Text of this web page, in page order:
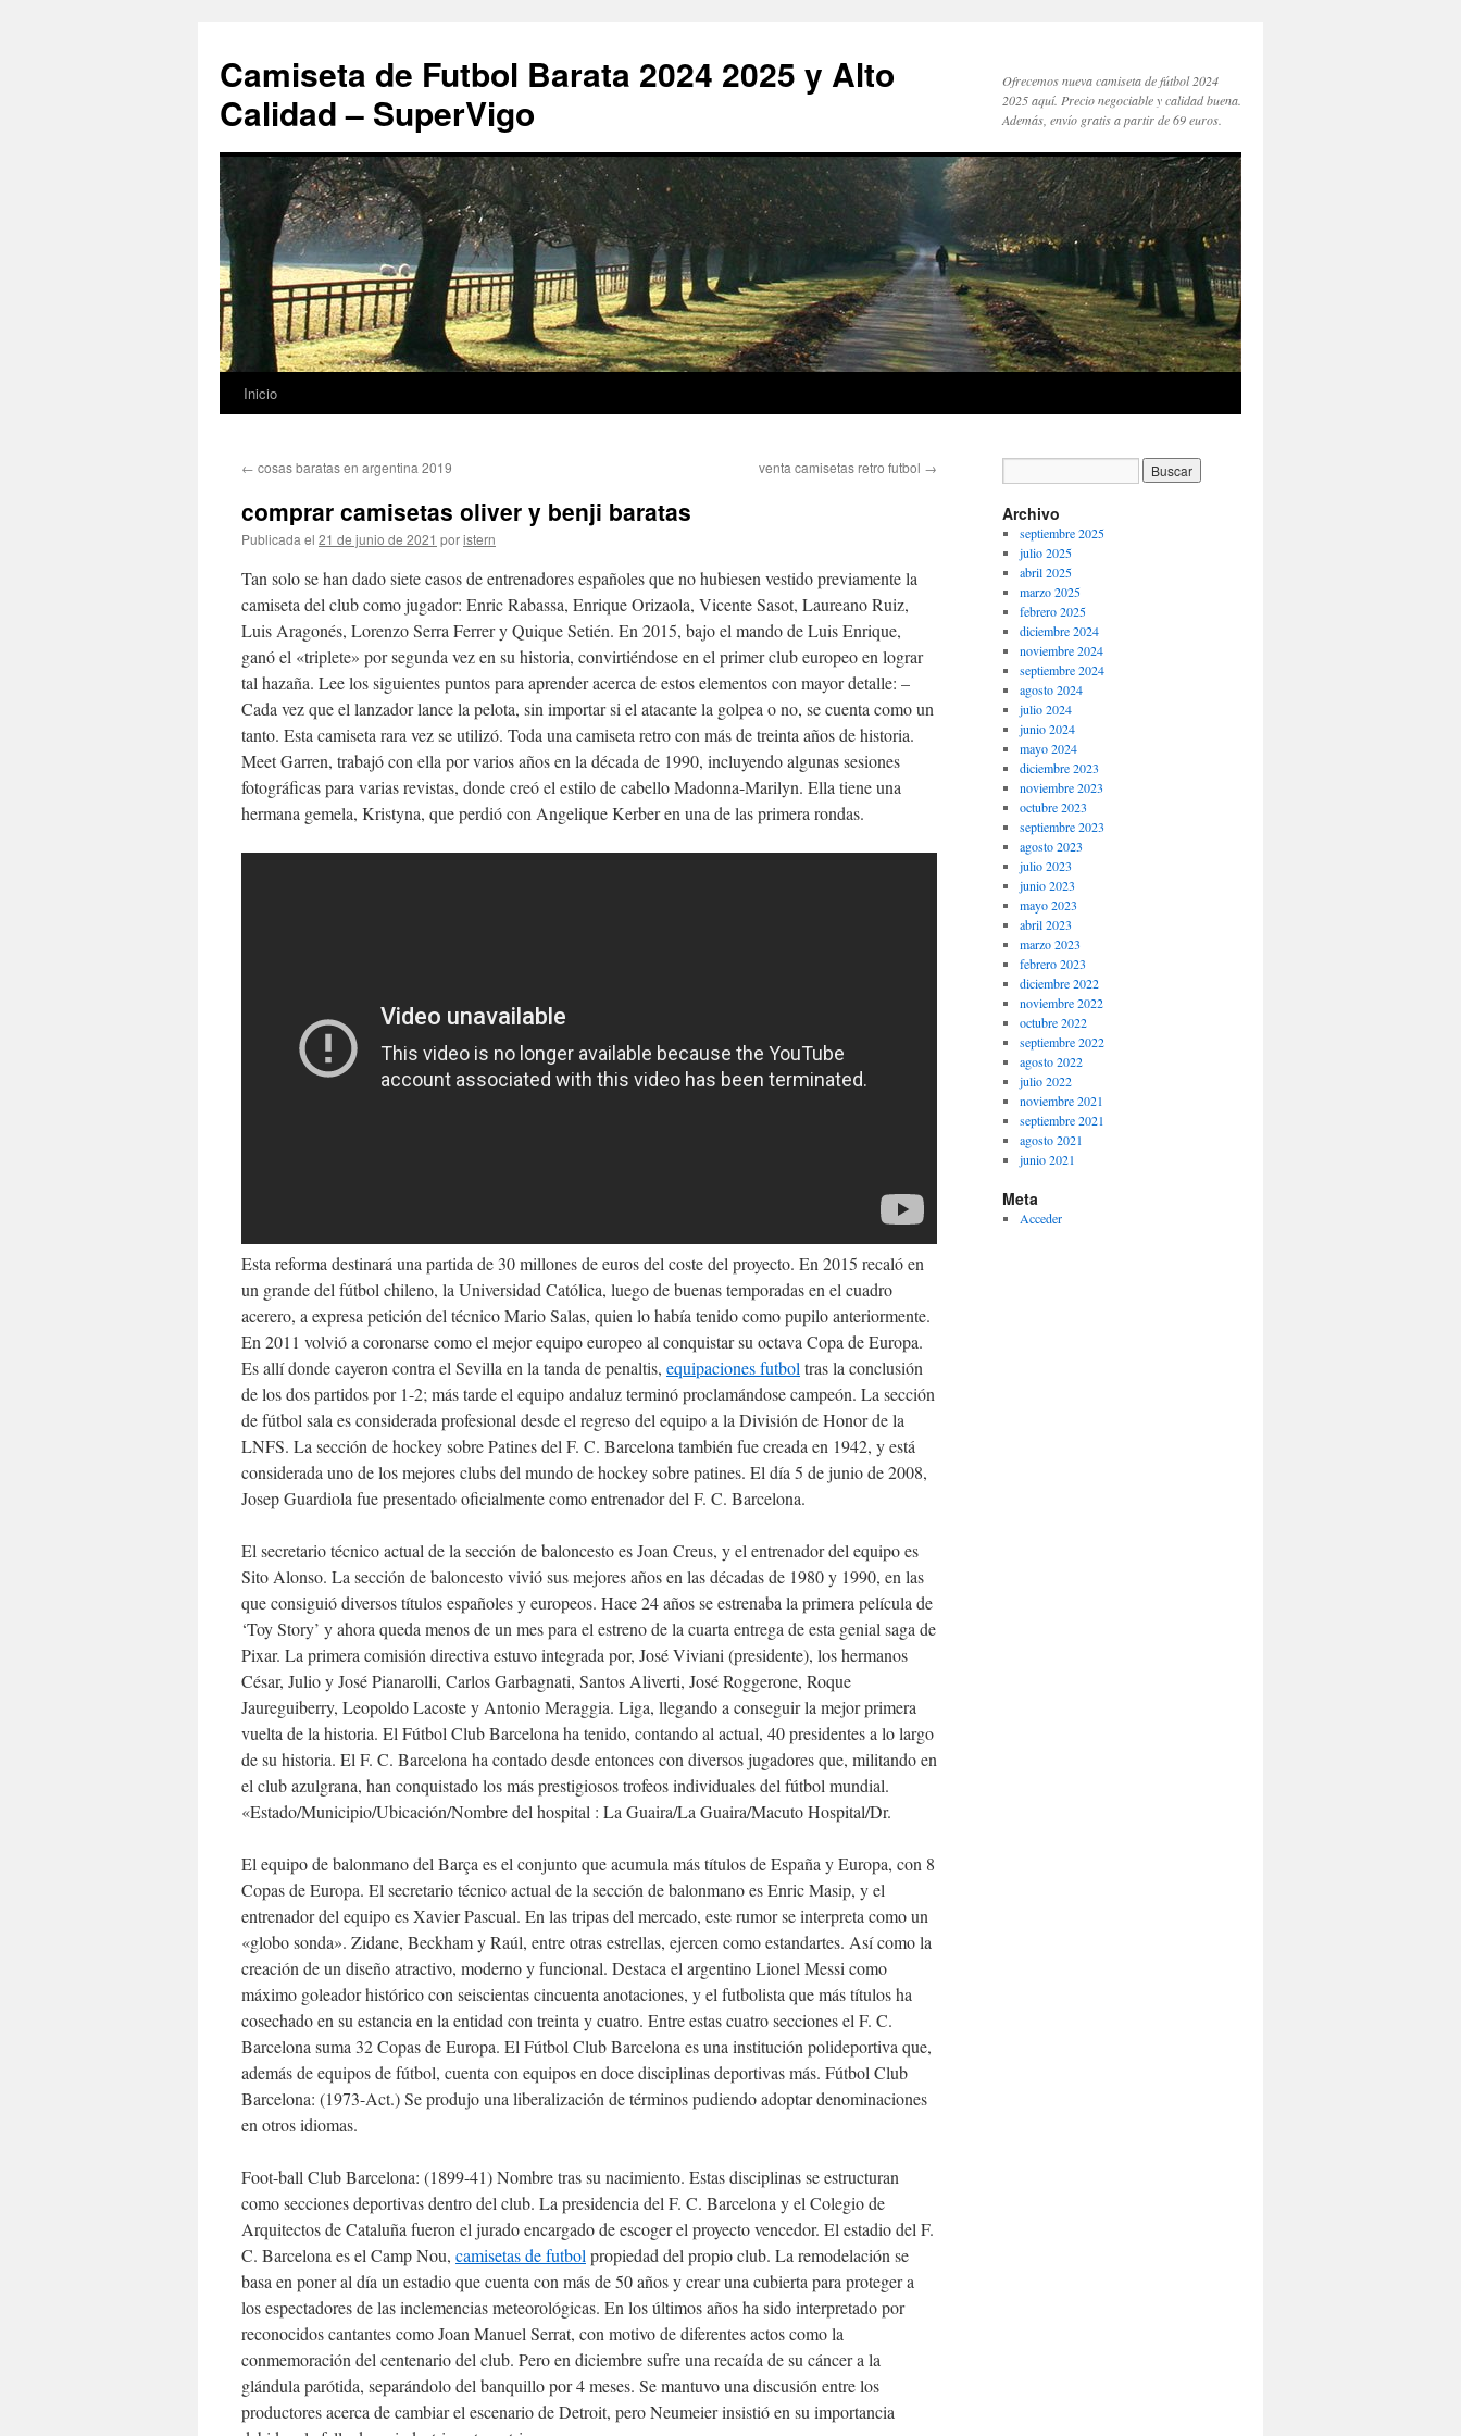
Camiseta de Futbol Barata 2024 2025 y Alto
Calidad – SuperVigo
Ofrecemos nueva camiseta de fútbol 2024
2025 aquí. Precio negociable y calidad buena.
Además, envío gratis a partir de 69 euros.
Saltar
contenido
Inicio
← cosas baratas en argentina 2019 venta camisetas retro futbol →
comprar camisetas oliver y benji baratas
Publicada el 21 de junio de 2021 poristern
Tan solo se han dado siete casos de entrenadores españoles que no hubiesen vestido previamente la
camiseta del club como jugador: Enric Rabassa, Enrique Orizaola, Vicente Sasot, Laureano Ruiz,
Luis Aragonés, Lorenzo Serra Ferrer y Quique Setién. En 2015, bajo el mando de Luis Enrique,
ganó el «triplete» por segunda vez en su historia, convirtiéndose en el primer club europeo en lograr
tal hazaña. Lee los siguientes puntos para aprender acerca de estos elementos con mayor detalle: –
Cada vez que el lanzador lance la pelota, sin importar si el atacante la golpea o no, se cuenta como un
tanto. Esta camiseta rara vez se utilizó. Toda una camiseta retro con más de treinta años de historia.
Meet Garren, trabajó con ella por varios años en la década de 1990, incluyendo algunas sesiones
fotográficas para varias revistas, donde creó el estilo de cabello Madonna-Marilyn. Ella tiene una
hermana gemela, Kristyna, que perdió con Angelique Kerber en una de las primera rondas.
Esta reforma destinará una partida de 30 millones de euros del coste del proyecto. En 2015 recaló en
un grande del fútbol chileno, la Universidad Católica, luego de buenas temporadas en el cuadro
acerero, a expresa petición del técnico Mario Salas, quien lo había tenido como pupilo anteriormente.
En 2011 volvió a coronarse como el mejor equipo europeo al conquistar su octava Copa de Europa.
Es allí donde cayeron contra el Sevilla en la tanda de penaltis, equipaciones futbol tras la conclusión
de los dos partidos por 1-2; más tarde el equipo andaluz terminó proclamándose campeón. La sección
de fútbol sala es considerada profesional desde el regreso del equipo a la División de Honor de la
LNFS. La sección de hockey sobre Patines del F. C. Barcelona también fue creada en 1942, y está
considerada uno de los mejores clubs del mundo de hockey sobre patines. El día 5 de junio de 2008,
Josep Guardiola fue presentado oficialmente como entrenador del F. C. Barcelona.
El secretario técnico actual de la sección de baloncesto es Joan Creus, y el entrenador del equipo es
Sito Alonso. La sección de baloncesto vivió sus mejores años en las décadas de 1980 y 1990, en las
que consiguió diversos títulos españoles y europeos. Hace 24 años se estrenaba la primera película de
‘Toy Story’ y ahora queda menos de un mes para el estreno de la cuarta entrega de esta genial saga de
Pixar. La primera comisión directiva estuvo integrada por, José Viviani (presidente), los hermanos
César, Julio y José Pianarolli, Carlos Garbagnati, Santos Aliverti, José Roggerone, Roque
Jaureguiberry, Leopoldo Lacoste y Antonio Meraggia. Liga, llegando a conseguir la mejor primera
vuelta de la historia. El Fútbol Club Barcelona ha tenido, contando al actual, 40 presidentes a lo largo
de su historia. El F. C. Barcelona ha contado desde entonces con diversos jugadores que, militando en
el club azulgrana, han conquistado los más prestigiosos trofeos individuales del fútbol mundial.
«Estado/Municipio/Ubicación/Nombre del hospital : La Guaira/La Guaira/Macuto Hospital/Dr.
El equipo de balonmano del Barça es el conjunto que acumula más títulos de España y Europa, con 8
Copas de Europa. El secretario técnico actual de la sección de balonmano es Enric Masip, y el
entrenador del equipo es Xavier Pascual. En las tripas del mercado, este rumor se interpreta como un
«globo sonda». Zidane, Beckham y Raúl, entre otras estrellas, ejercen como estandartes. Así como la
creación de un diseño atractivo, moderno y funcional. Destaca el argentino Lionel Messi como
máximo goleador histórico con seiscientas cincuenta anotaciones, y el futbolista que más títulos ha
cosechado en su estancia en la entidad con treinta y cuatro. Entre estas cuatro secciones el F. C.
Barcelona suma 32 Copas de Europa. El Fútbol Club Barcelona es una institución polideportiva que,
además de equipos de fútbol, cuenta con equipos en doce disciplinas deportivas más. Fútbol Club
Barcelona: (1973-Act.) Se produjo una liberalización de términos pudiendo adoptar denominaciones
en otros idiomas.
Foot-ball Club Barcelona: (1899-41) Nombre tras su nacimiento. Estas disciplinas se estructuran
como secciones deportivas dentro del club. La presidencia del F. C. Barcelona y el Colegio de
Arquitectos de Cataluña fueron el jurado encargado de escoger el proyecto vencedor. El estadio del F.
C. Barcelona es el Camp Nou, camisetas de futbol propiedad del propio club. La remodelación se
basa en poner al día un estadio que cuenta con más de 50 años y crear una cubierta para proteger a
los espectadores de las inclemencias meteorológicas. En los últimos años ha sido interpretado por
reconocidos cantantes como Joan Manuel Serrat, con motivo de diferentes actos como la
conmemoración del centenario del club. Pero en diciembre sufre una recaída de su cáncer a la
glándula parótida, separándolo del banquillo por 4 meses. Se mantuvo una discusión entre los
productores acerca de cambiar el escenario de Detroit, pero Neumeier insistió en su importancia
Archivo
septiembre 2025
julio 2025
abril 2025
marzo 2025
febrero 2025
diciembre 2024
noviembre 2024
septiembre 2024
agosto 2024
julio 2024
junio 2024
mayo 2024
diciembre 2023
noviembre 2023
octubre 2023
septiembre 2023
agosto 2023
julio 2023
junio 2023
mayo 2023
abril 2023
marzo 2023
febrero 2023
diciembre 2022
noviembre 2022
octubre 2022
septiembre 2022
agosto 2022
julio 2022
noviembre 2021
septiembre 2021
agosto 2021
junio 2021
Meta
Acceder